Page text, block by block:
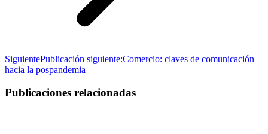
SiguientePublicación siguiente:Comercio: claves de comunicación
hacia la pospandemia
Publicaciones relacionadas